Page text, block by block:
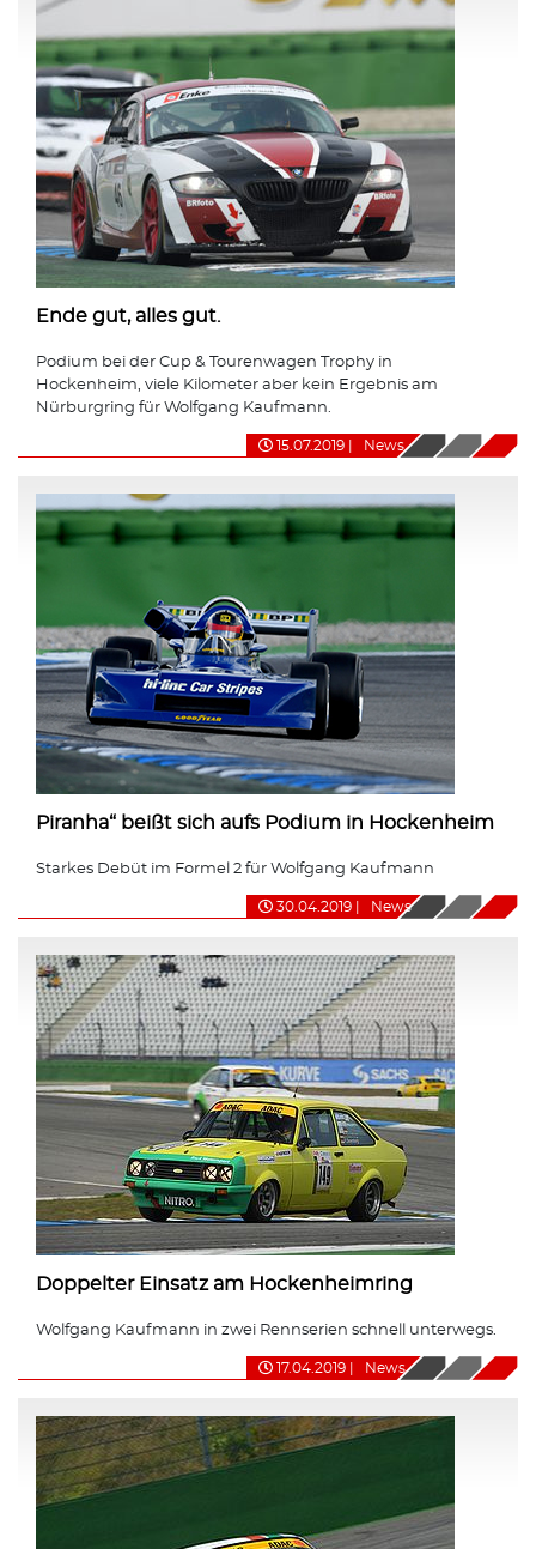
Ende gut, alles gut.
Podium bei der Cup & Tourenwagen Trophy in
Hockenheim, viele Kilometer aber kein Ergebnis am
Nürburgring für Wolfgang Kaufmann.
15.07.2019 News
Piranha“ beißt sich aufs Podium in Hockenheim
Starkes Debüt im Formel 2 für Wolfgang Kaufmann
30.04.2019 News
Doppelter Einsatz am Hockenheimring
Wolfgang Kaufmann in zwei Rennserien schnell unterwegs.
17.04.2019 News